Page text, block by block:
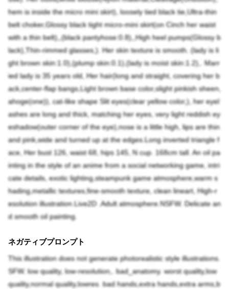
hem is inside the micro mini skirt), loosely tied black tie,Ultra-thin
belt choker,Glossy black tight micro-mini skirt(on Cinch her waist
with a thin belt),,(black pantyhose:0.8),,High heel pumps(Glossy b
lack),Thin-rimmed glasses,). Her skin texture is smooth. (lady is li
ght brown skin:1.0),(plump skin:0.1),(lady is moist skin:1.2),. Marr
ied lady is 35 years old, Her hair(long and straight, covering her b
ack,center-flap bangs,Light brown base color,slight pinkish sheen,
ahoge(one)), cat-like shape Slit eyes(clear yellow color,), her eyel
ashes are long and thick, matching her eyes, very light reddish ey
eshadow(outer corner of the eye),nose is a little high, lips are thin
and pink,wide and turned up at the edges.Long inverted triangle f
ace, Her bust 126, waist 68, hips 145, N cup. 168cm tall. An oil pa
inting in the style of an anime from a social networking game, intri
cate details, exotic lighting,steampunk game atmosphere,warm s
hading,metallic textures,fine-smooth texture, clean lineart, High-r
esolution illustration.Live2D .Adult atmosphere.NSFW. Delicate an
d smooth oil painting.
ネガティブプロンプト
This illustration does not generate photorealistic style illustrations.
SFW. low quality, low-resolution,. bad_anatomy. worst quality,low
quality,normal quality,lowres. bad hands,extra hands,extra arms,b